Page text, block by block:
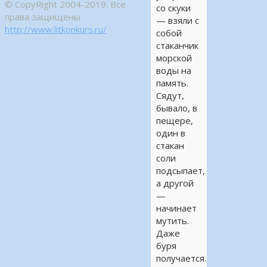
со скуки
— взяли с
собой
стаканчик
морской
воды на
память.
Сядут,
бывало, в
пещере,
один в
стакан
соли
подсыпает,
а другой
—
начинает
мутить.
Даже
буря
получается.
© CopyRight 2004-2019. Все
права защищены
http://www.litkonkurs.ru/